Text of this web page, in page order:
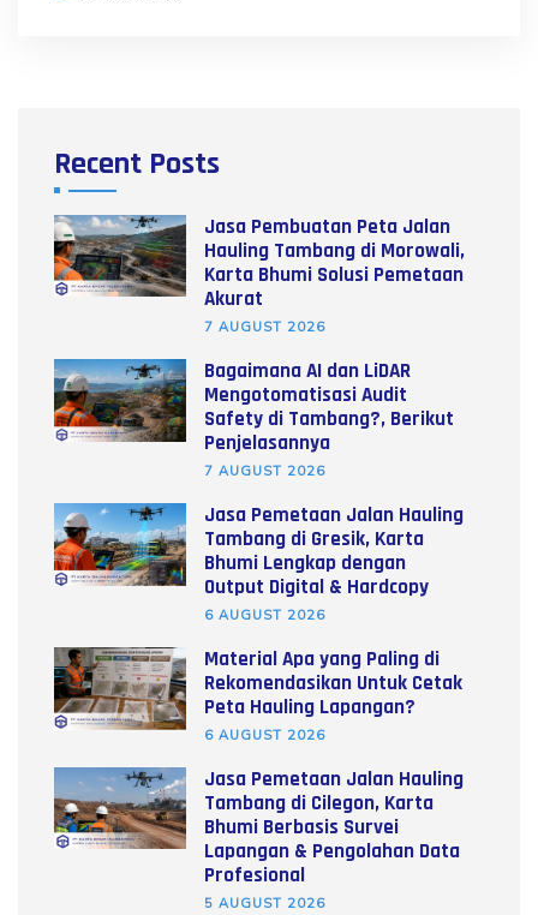
Recent Posts
Jasa Pembuatan Peta Jalan
Hauling Tambang di Morowali,
Karta Bhumi Solusi Pemetaan
Akurat
7 AUGUST 2026
Bagaimana AI dan LiDAR
Mengotomatisasi Audit
Safety di Tambang?, Berikut
Penjelasannya
7 AUGUST 2026
Jasa Pemetaan Jalan Hauling
Tambang di Gresik, Karta
Bhumi Lengkap dengan
Output Digital & Hardcopy
6 AUGUST 2026
Material Apa yang Paling di
Rekomendasikan Untuk Cetak
Peta Hauling Lapangan?
6 AUGUST 2026
Jasa Pemetaan Jalan Hauling
Tambang di Cilegon, Karta
Bhumi Berbasis Survei
Lapangan & Pengolahan Data
Profesional
5 AUGUST 2026